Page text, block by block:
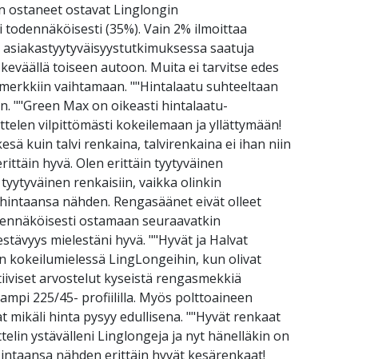
ostaneet ostavat Linglongin
(35%). Vain 2% ilmoittaa
saatuja
toiseen autoon. Muita ei tarvitse edes
vaihtamaan. ""Hintalaatu suhteeltaan
""Green Max on oikeasti hintalaatu-
vilpittömästi kokeilemaan ja yllättymään!
kuin talvi renkaina, talvirenkaina ei ihan niin
hyvä. Olen erittäin tyytyväinen
renkaisiin, vaikka olinkin
nähden. Rengasäänet eivät olleet
ostamaan seuraavatkin
mielestäni hyvä. ""Hyvät ja Halvat
kokeilumielessä LingLongeihin, kun olivat
arvostelut kyseistä rengasmekkiä
225/45- profiililla. Myös polttoaineen
mikäli hinta pysyy edullisena. ""Hyvät renkaat
ystävälleni Linglongeja ja nyt hänelläkin on
nähden erittäin hyvät kesärenkaat!